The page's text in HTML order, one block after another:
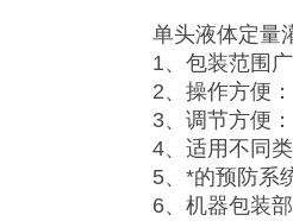
单头液体定量
1、包装范围
2、操作方便
3、调节方便
4、适用不同
5、*的预防系
6、机器包装